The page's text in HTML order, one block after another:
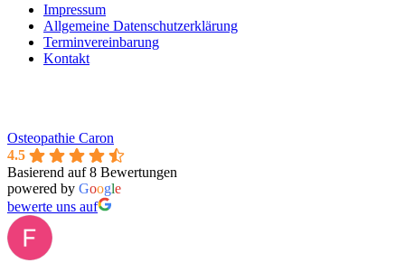
Impressum
Allgemeine Datenschutzerklärung
Terminvereinbarung
Kontakt
Osteopathie Caron
4.5
Basierend auf 8 Bewertungen
powered by Google
bewerte uns auf